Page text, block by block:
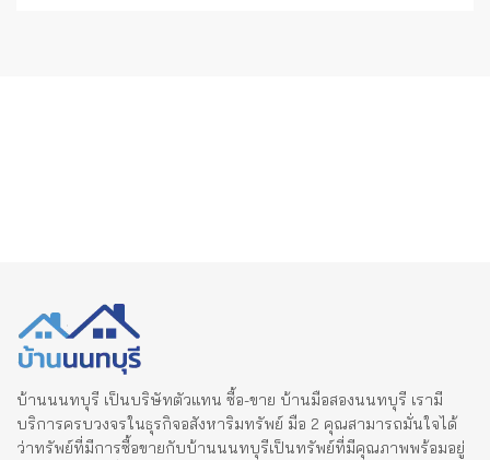
บ้านนนทบุรี เป็นบริษัทตัวแทน ซื้อ-ขาย บ้านมือสองนนทบุรี เรามี
บริการครบวงจรในธุรกิจอสังหาริมทรัพย์ มือ 2 คุณสามารถมั่นใจได้
ว่าทรัพย์ที่มีการซื้อขายกับบ้านนนทบุรีเป็นทรัพย์ที่มีคุณภาพพร้อมอยู่